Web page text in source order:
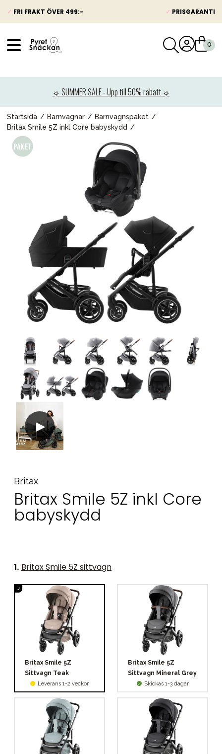
✓ FRI FRAKT ÖVER 499:- ✓ PRISGARANTI
☼ SUMMER SALE - Upp till 50% rabatt ☼
Startsida Barnvagnar
Barnvagnspaket
Britax Smile 5Z inkl Core babyskydd
Britax
Britax Smile 5Z inkl Core
babyskydd
1. Britax Smile 5Z sittvagn
Britax Smile 5Z
Sittvagn Teak
Leverans 1-2 veckor
Britax Smile 5Z
Sittvagn Mineral Grey
Skickas 1-3 dagar
Barnvagnar
Bilbarnstolar
Barn & Baby
Leksaker
Förälder
Möbler & bädd
Tillbehör
Reservdelar
Kampanjer
Presenttips
Våra favoriter
Varumärken
Sol och bad Outlet
Guider
Kontakta oss
Uthyrning Vår butik